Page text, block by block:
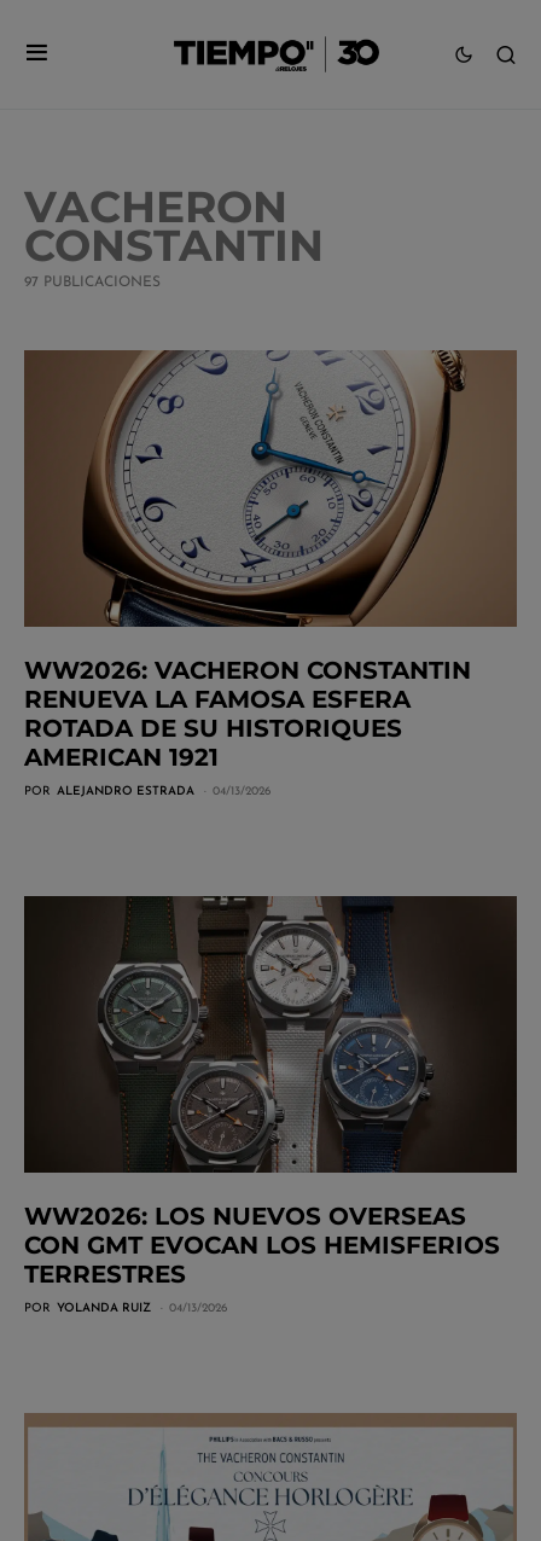
VACHERON
CONSTANTIN
97 PUBLICACIONES
WW2026: VACHERON CONSTANTIN
RENUEVA LA FAMOSA ESFERA
ROTADA DE SU HISTORIQUES
AMERICAN 1921
POR ALEJANDRO ESTRADA 04/13/2026
WW2026: LOS NUEVOS OVERSEAS
CON GMT EVOCAN LOS HEMISFERIOS
TERRESTRES
POR YOLANDA RUIZ 04/13/2026